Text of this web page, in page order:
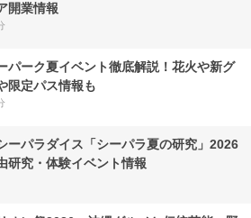
開業情報
パーク夏イベント徹底解説！花火や新グ
限定パス情報も
ーパラダイス「シーパラ夏の研究」2026
研究・体験イベント情報